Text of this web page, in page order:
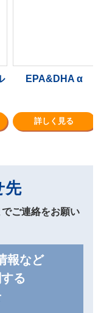
EPA&DHA α
詳しく見る
先
ご連絡をお願い
報など
る